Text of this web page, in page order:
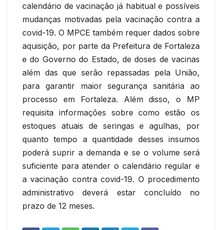
calendário de vacinação já habitual e possíveis
mudanças motivadas pela vacinação contra a
covid-19. O MPCE também requer dados sobre
aquisição, por parte da Prefeitura de Fortaleza
e do Governo do Estado, de doses de vacinas
além das que serão repassadas pela União,
para garantir maior segurança sanitária ao
processo em Fortaleza. Além disso, o MP
requisita informações sobre como estão os
estoques atuais de seringas e agulhas, por
quanto tempo a quantidade desses insumos
poderá suprir a demanda e se o volume será
suficiente para atender o calendário regular e
a vacinação contra covid-19. O procedimento
administrativo deverá estar concluído no
prazo de 12 meses.